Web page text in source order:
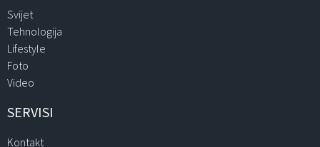
Svijet
Tehnologija
Lifestyle
Foto
Video
SERVISI
Kontakt